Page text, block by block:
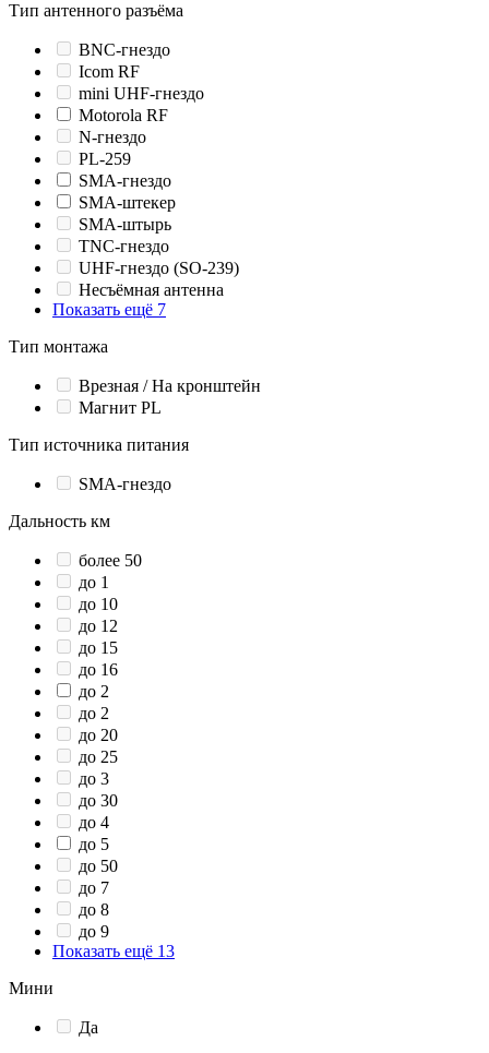
Тип антенного разъёма
BNC-гнездо
Icom RF
mini UHF-гнездо
Motorola RF
N-гнездо
PL-259
SMA-гнездо
SMA-штекер
SMA-штырь
TNC-гнездо
UHF-гнездо (SO-239)
Несъёмная антенна
Показать ещё 7
Тип монтажа
Врезная / На кронштейн
Магнит PL
Тип источника питания
SMA-гнездо
Дальность км
более 50
до 1
до 10
до 12
до 15
до 16
до 2
до 2
до 20
до 25
до 3
до 30
до 4
до 5
до 50
до 7
до 8
до 9
Показать ещё 13
Мини
Да